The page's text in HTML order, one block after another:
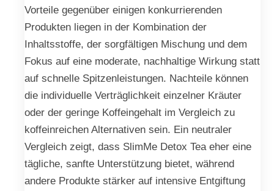
Vorteile gegenüber einigen konkurrierenden
Produkten liegen in der Kombination der
Inhaltsstoffe, der sorgfältigen Mischung und dem
Fokus auf eine moderate, nachhaltige Wirkung statt
auf schnelle Spitzenleistungen. Nachteile können
die individuelle Verträglichkeit einzelner Kräuter
oder der geringe Koffeingehalt im Vergleich zu
koffeinreichen Alternativen sein. Ein neutraler
Vergleich zeigt, dass SlimMe Detox Tea eher eine
tägliche, sanfte Unterstützung bietet, während
andere Produkte stärker auf intensive Entgiftung